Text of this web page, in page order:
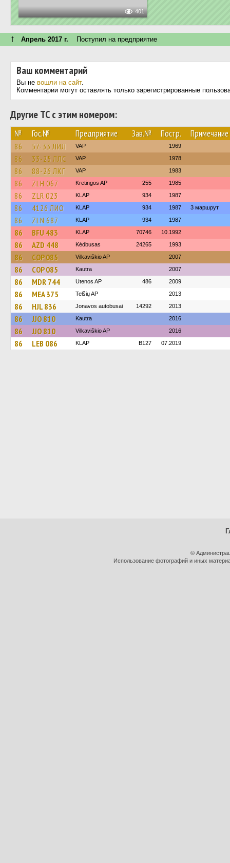
401
↑ Апрель 2017 г. Поступил на предприятие
Ваш комментарий
Вы не вошли на сайт.
Комментарии могут оставлять только зарегистрированные
Другие ТС с этим номером:
№ Гос.№ Предприятие Зав.№ Постр. Примечание
86 57-33 ЛИЛ VAP 1969
86 33-25 ЛЛС VAP 1978
86 88-26 ЛКГ VAP 1983
86 ZLH 067 Kretingos AP 255 1985
86 ZLR 023 KLAP 934 1987
86 4126 ЛИО KLAP 934 1987 3 маршрут
86 ZLN 687 KLAP 934 1987
86 BFU 483 KLAP 70746 10.1992
86 AZD 448 Kėdbusas 24265 1993
86 COP 085 Vilkaviškio AP 2007
86 COP 085 Kautra 2007
86 MDR 744 Utenos AP 486 2009
86 MEA 375 Telšių AP 2013
86 HJL 836 Jonavos autobusai 14292 2013
86 JJO 810 Kautra 2016
86 JJO 810 Vilkaviškio AP 2016
86 LEB 086 KLAP B127 07.2019
©
Использование фотографий и иных